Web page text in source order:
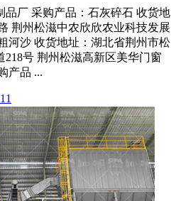
品厂 采购产品：石灰碎石 收货地
荆州松滋中农欣欣农业科技发展
河沙 收货地址：湖北省荆州市松
号 荆州松滋高新区美华门窗
产品 ...